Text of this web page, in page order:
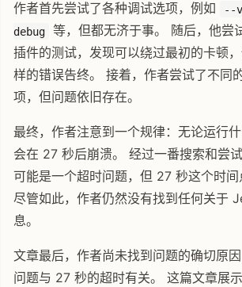
作者首先尝试了各种调试选项，例如 --
debug
等，但都无济于事。 随后，他尝
插件的测试，发现可以绕过最初的卡顿
样的错误告终。 接着，作者尝试了不同
项，但问题依旧存在。
最终，作者注意到一个规律：无论运行
会在 27 秒后崩溃。 经过一番搜索和尝
可能是一个超时问题，但 27 秒这个时间
尽管如此，作者仍然没有找到任何关于
息。
文章最后，作者尚未找到问题的确切原
问题与 27 秒的超时有关。 这篇文章展